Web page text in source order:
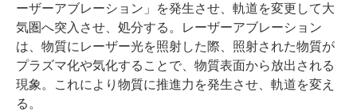
ーザーアブレーション」を発生させ、軌道を変更して大
気圏へ突入させ、処分する。レーザーアブレーション
は、物質にレーザー光を照射した際、照射された物質が
プラズマ化や気化することで、物質表面から放出される
現象。これにより物質に推進力を発生させ、軌道を変え
る。